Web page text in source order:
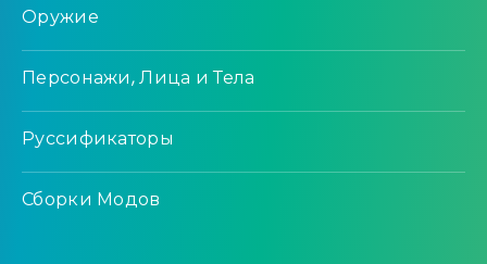
Оружие
Персонажи, Лица и Тела
Руссификаторы
Сборки Модов